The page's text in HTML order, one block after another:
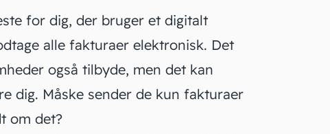
for dig, der bruger et digitalt
alle fakturaer elektronisk. Det
også tilbyde, men det kan
dig. Måske sender de kun fakturaer
om det?